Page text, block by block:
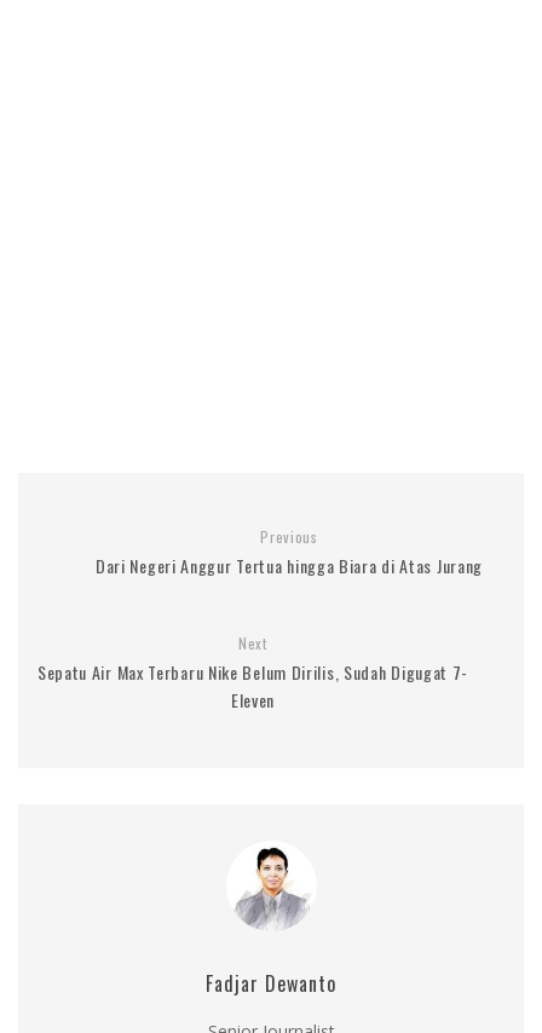
Previous
Dari Negeri Anggur Tertua hingga Biara di Atas Jurang
Next
Sepatu Air Max Terbaru Nike Belum Dirilis, Sudah Digugat 7-
Eleven
Fadjar Dewanto